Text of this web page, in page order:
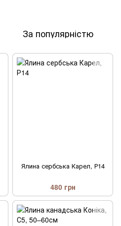
За популярністю
Ялина сербська Карел, Р14
480 грн